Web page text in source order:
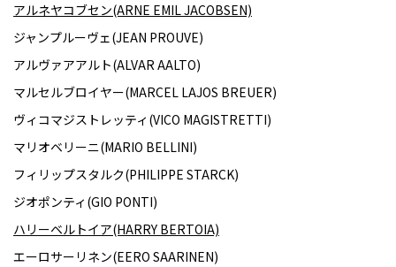
アルネヤコブセン(ARNE EMIL JACOBSEN)
ジャンプルーヴェ(JEAN PROUVE)
アルヴァアアルト(ALVAR AALTO)
マルセルブロイヤー(MARCEL LAJOS BREUER)
ヴィコマジストレッティ(VICO MAGISTRETTI)
マリオベリーニ(MARIO BELLINI)
フィリップスタルク(PHILIPPE STARCK)
ジオポンティ(GIO PONTI)
ハリーベルトイア(HARRY BERTOIA)
エーロサーリネン(EERO SAARINEN)